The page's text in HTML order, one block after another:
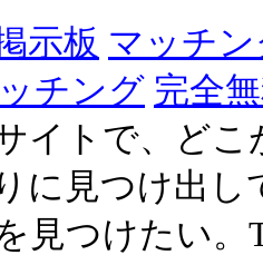
示板 マッチン
チング 完全
イトで、ど
に見つけ出し
見つけたい。